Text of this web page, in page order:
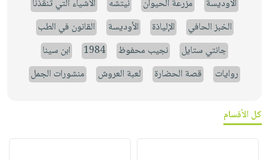
الاوديسة مزرعة الحيوان نيتشه
الأشياء التي تنقذنا
الخبز الحافي
الإلياذة الأوديسة
القانون في الطب
جانتي ستايل
نجيب محفوظ 1984
ابن سينا
روايات
قصة الحضارة لعبة العروش منشورات الجمل
كل الأقسام